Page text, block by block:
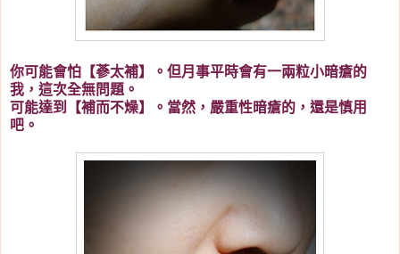
你可能會怕【蔘太補】。但月事平時會有一兩粒小暗瘡的
我，這次全無問題。
可能達到【補而不燥】。當然，嚴重性暗瘡的，還是慎用
吧。